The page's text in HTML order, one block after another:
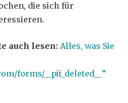
die sich für
auch lesen: Alles, was Sie
forms/__pii_deleted__“